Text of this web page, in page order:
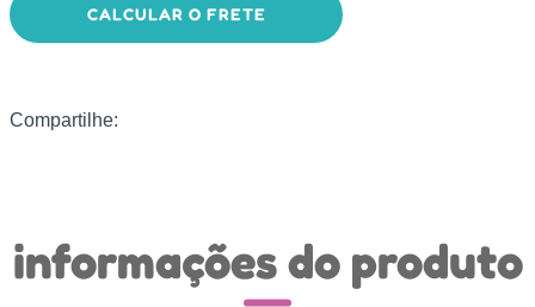
CALCULAR O FRETE
Compartilhe:
informações do produto